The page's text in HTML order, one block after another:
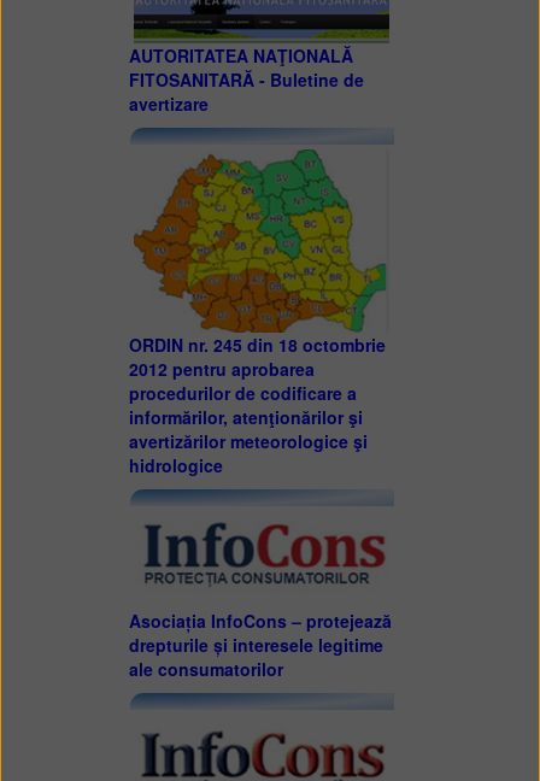
AUTORITATEA NAŢIONALĂ
FITOSANITARĂ - Buletine de
avertizare
ORDIN nr. 245 din 18 octombrie
2012 pentru aprobarea
procedurilor de codificare a
informărilor, atenţionărilor şi
avertizărilor meteorologice şi
hidrologice
Asociația InfoCons – protejează
drepturile și interesele legitime
ale consumatorilor